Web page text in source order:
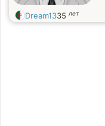
Dream1335 лет